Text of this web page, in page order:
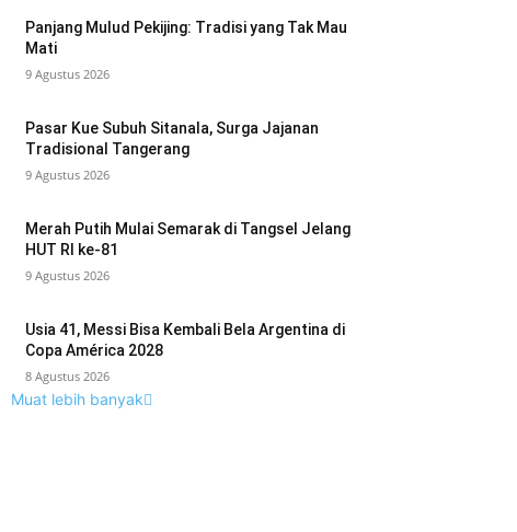
Panjang Mulud Pekijing: Tradisi yang Tak Mau
Mati
9 Agustus 2026
Pasar Kue Subuh Sitanala, Surga Jajanan
Tradisional Tangerang
9 Agustus 2026
Merah Putih Mulai Semarak di Tangsel Jelang
HUT RI ke-81
9 Agustus 2026
Usia 41, Messi Bisa Kembali Bela Argentina di
Copa América 2028
8 Agustus 2026
Muat lebih banyak